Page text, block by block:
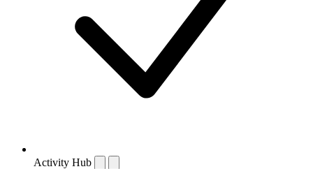
Activity Hub